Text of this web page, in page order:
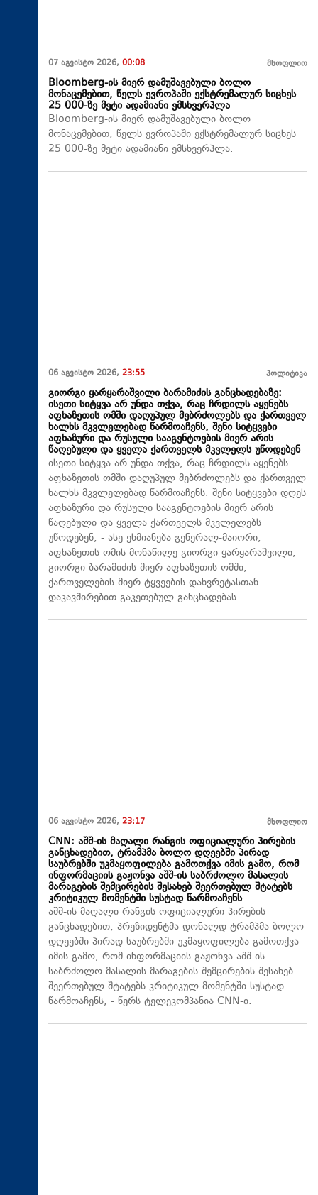
07 აგვისტო 2026, 00:08 მსოფლიო
Bloomberg-ის მიერ დამუშავებული ბოლო
მონაცემებით, წელს ევროპაში ექსტრემალურ სიცხეს
25 000-ზე მეტი ადამიანი ემსხვერპლა
Bloomberg-ის მიერ დამუშავებული ბოლო
მონაცემებით, წელს ევროპაში ექსტრემალურ სიცხეს
25 000-ზე მეტი ადამიანი ემსხვერპლა.
06 აგვისტო 2026, 23:55 პოლიტიკა
გიორგი ყარყარაშვილი ბარამიძის განცხადებაზე:
ისეთი სიტყვა არ უნდა თქვა, რაც ჩრდილს აყენებს
აფხაზეთის ომში დაღუპულ მებრძოლებს და ქართველ
ხალხს მკვლელებად წარმოაჩენს, შენი სიტყვები
აფხაზური და რუსული სააგენტოების მიერ არის
წაღებული და ყველა ქართველს მკვლელს უწოდებენ
ისეთი სიტყვა არ უნდა თქვა, რაც ჩრდილს აყენებს
აფხაზეთის ომში დაღუპულ მებრძოლებს და ქართველ
ხალხს მკვლელებად წარმოაჩენს. შენი სიტყვები დღეს
აფხაზური და რუსული სააგენტოების მიერ არის
წაღებული და ყველა ქართველს მკვლელებს
უწოდებენ, - ასე ეხმიანება გენერალ-მაიორი,
აფხაზეთის ომის მონაწილე გიორგი ყარყარაშვილი,
გიორგი ბარამიძის მიერ აფხაზეთის ომში,
ქართველების მიერ ტყვეების დახვრეტასთან
დაკავშირებით გაკეთებულ განცხადებას.
06 აგვისტო 2026, 23:17 მსოფლიო
CNN: აშშ-ის მაღალი რანგის ოფიციალური პირების
განცხადებით, ტრამპმა ბოლო დღეებში პირად
საუბრებში უკმაყოფილება გამოთქვა იმის გამო, რომ
ინფორმაციის გაჟონვა აშშ-ის საბრძოლო მასალის
მარაგების შემცირების შესახებ შეერთებულ შტატებს
კრიტიკულ მომენტში სუსტად წარმოაჩენს
აშშ-ის მაღალი რანგის ოფიციალური პირების
განცხადებით, პრეზიდენტმა დონალდ ტრამპმა ბოლო
დღეებში პირად საუბრებში უკმაყოფილება გამოთქვა
იმის გამო, რომ ინფორმაციის გაჟონვა აშშ-ის
საბრძოლო მასალის მარაგების შემცირების შესახებ
შეერთებულ შტატებს კრიტიკულ მომენტში სუსტად
წარმოაჩენს, - წერს ტელეკომპანია CNN-ი.